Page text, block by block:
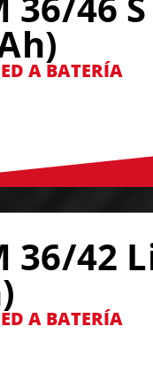
A BATERÍA
36/42
A BATERÍA